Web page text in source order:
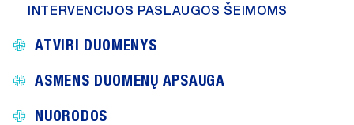
INTERVENCIJOS PASLAUGOS ŠEIMOMS
ATVIRI DUOMENYS
ASMENS DUOMENŲ APSAUGA
NUORODOS